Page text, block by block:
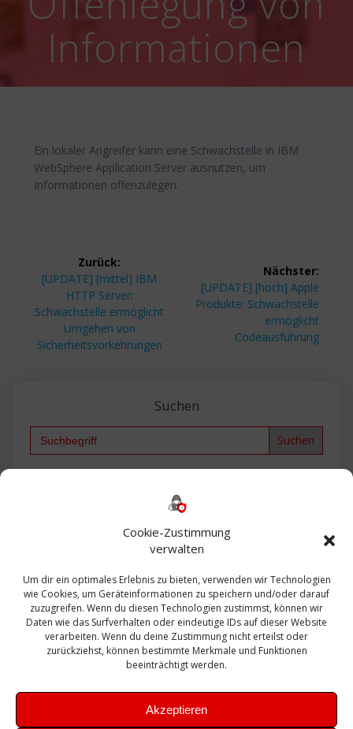
Cookie-Zustimmung
verwalten
Um dir ein optimales Erlebnis zu bieten, verwenden wir Technologien
wie Cookies, um Geräteinformationen zu speichern und/oder darauf
zuzugreifen. Wenn du diesen Technologien zustimmst, können wir
Daten wie das Surfverhalten oder eindeutige IDs auf dieser Website
verarbeiten. Wenn du deine Zustimmung nicht erteilst oder
zurückziehst, können bestimmte Merkmale und Funktionen
beeinträchtigt werden.
Akzeptieren
Informationen
Ein lokaler Angreifer kann eine Schwachstelle in IBM
WebSphere Application Server ausnutzen, um
Informationen offenzulegen.
Beitragsnavigation
Zurück:
Vorheriger
Beitrag:
[UPDATE] [mittel] IBM
HTTP Server:
Schwachstelle ermöglicht
Umgehen von
Sicherheitsvorkehrungen
Nächster:
Nächster
Beitrag:
[UPDATE] [hoch] Apple
Produkte: Schwachstelle
ermöglicht
Codeausführung
Suchen
Search
Bautagebuch
Exchange firewall Fritzbox
Microsoft
Sanierung SBS Security Server Sicherheit
Sicherung SIEM Sophos SSL Ubuntu
Update Upgrade UTM VCenter VCSA Veeam
VMWare VPN WAZUH Windows
Zertifikat